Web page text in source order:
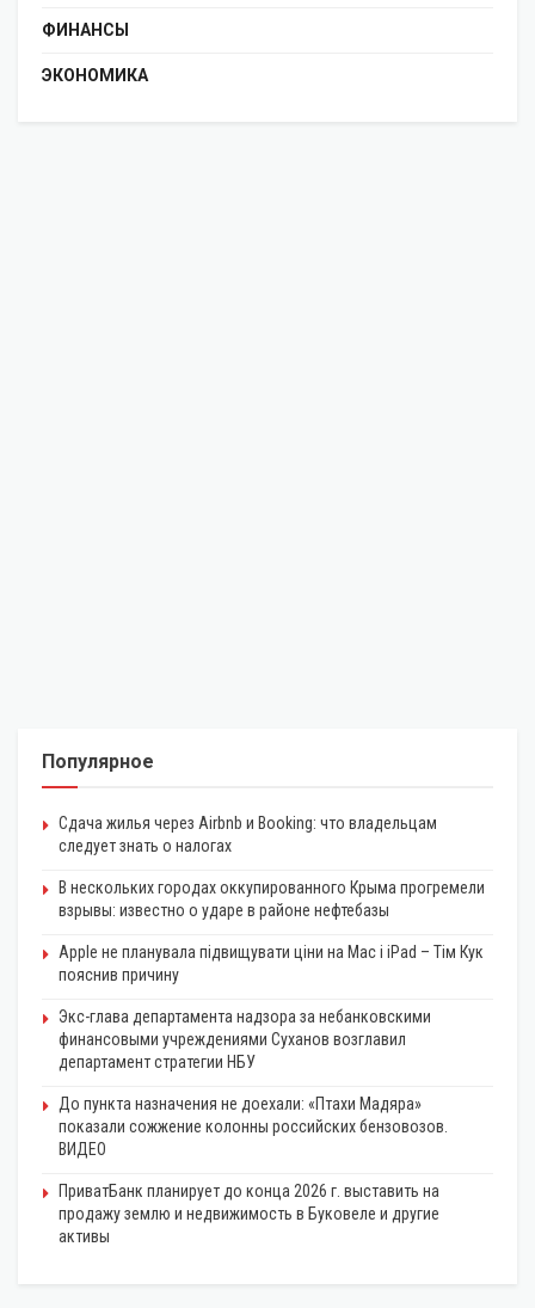
ФИНАНСЫ
ЭКОНОМИКА
Популярное
Сдача жилья через Airbnb и Booking: что владельцам
следует знать о налогах
В нескольких городах оккупированного Крыма прогремели
взрывы: известно о ударе в районе нефтебазы
Apple не планувала підвищувати ціни на Mac і iPad – Тім Кук
пояснив причину
Экс-глава департамента надзора за небанковскими
финансовыми учреждениями Суханов возглавил
департамент стратегии НБУ
До пункта назначения не доехали: «Птахи Мадяра»
показали сожжение колонны российских бензовозов.
ВИДЕО
ПриватБанк планирует до конца 2026 г. выставить на
продажу землю и недвижимость в Буковеле и другие
активы